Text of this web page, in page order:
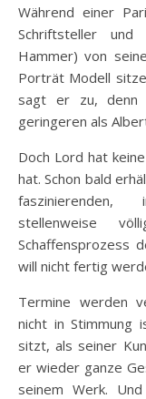
Während einer
Schriftsteller und
Hammer) von
Porträt Modell
sagt er zu, denn
geringeren als
Doch Lord hat
hat. Schon bald
faszinierenden,
stellenweise
Schaffensprozess
will nicht fertig
Termine werden
nicht in Stimmung
sitzt, als seiner
er wieder ganze
seinem Werk.